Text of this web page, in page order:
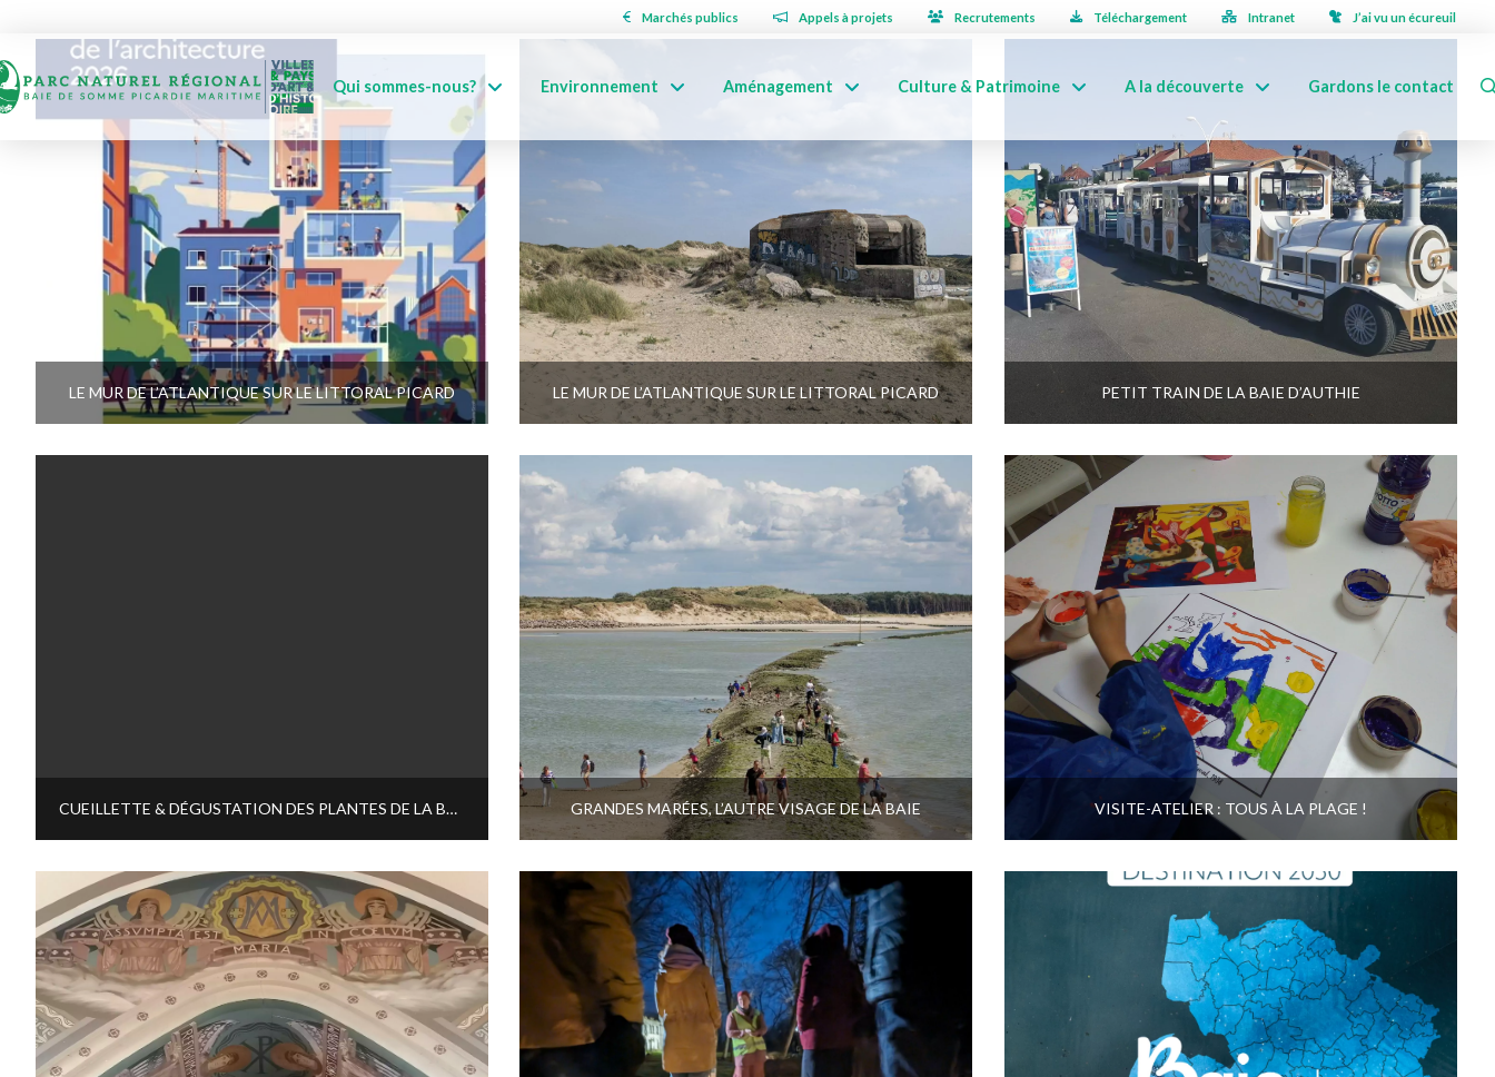
Marchés publics Appels à projets Recrutements Téléchargement Intranet J’ai vu un écureuil
Qui sommes-nous? Environnement Aménagement Culture & Patrimoine A la découverte Gardons le contact
LE MUR DE L’ATLANTIQUE SUR LE LITTORAL PICARD LE MUR DE L’ATLANTIQUE SUR LE LITTORAL PICARD PETIT TRAIN DE LA BAIE D’AUTHIE
CUEILLETTE & DÉGUSTATION DES PLANTES DE LA BAIE D’AUTHIE GRANDES MARÉES, L’AUTRE VISAGE DE LA BAIE VISITE-ATELIER : TOUS À LA PLAGE !